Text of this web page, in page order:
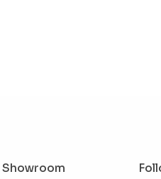
Showroom